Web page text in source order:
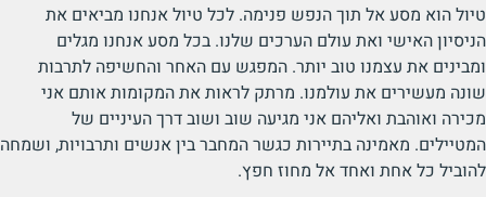
טיול הוא מסע אל תוך הנפש פנימה. לכל טיול אנחנו מביאים את
הניסיון האישי ואת עולם הערכים שלנו. בכל מסע אנחנו מגלים
ומבינים את עצמנו טוב יותר. המפגש עם האחר והחשיפה לתרבות
שונה מעשירים את עולמנו. מרתק לראות את המקומות אותם אני
מכירה ואוהבת ואליהם אני מגיעה שוב ושוב דרך העיניים של
המטיילים. מאמינה בתיירות כגשר המחבר בין אנשים ותרבויות, ושמחה
להוביל כל אחת ואחד אל מחוז חפץ.